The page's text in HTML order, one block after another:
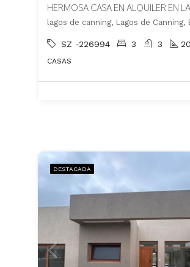
lagos de canning, Lagos de Canning,
SZ -226994 3 3
CASAS
DESTACADA